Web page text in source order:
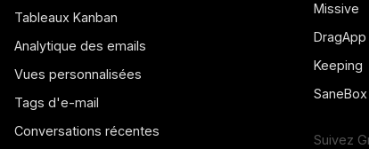
Tableaux Kanban
Analytique des emails
Vues personnalisées
Tags d'e-mail
Conversations récentes
Missive
DragApp
Keeping
SaneBox
Suivez